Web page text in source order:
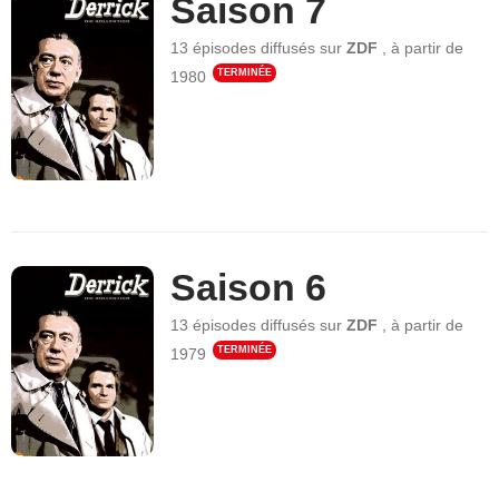
Saison 7
13 épisodes diffusés surZDF ,à partir de
1980
TERMINÉE
Saison 6
13 épisodes diffusés surZDF ,à partir de
1979
TERMINÉE